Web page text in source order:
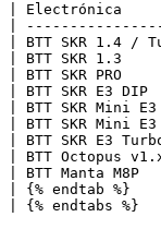
| Electrónica
|
| BTT SKR 1.4
| BTT SKR 1.3
| BTT SKR
| BTT SKR E3
| BTT SKR Mini
| BTT SKR
| BTT SKR E3
| BTT Octopus
| BTT Manta
| {%
| {%